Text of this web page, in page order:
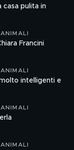
casa pulita in
Francini
intelligenti e